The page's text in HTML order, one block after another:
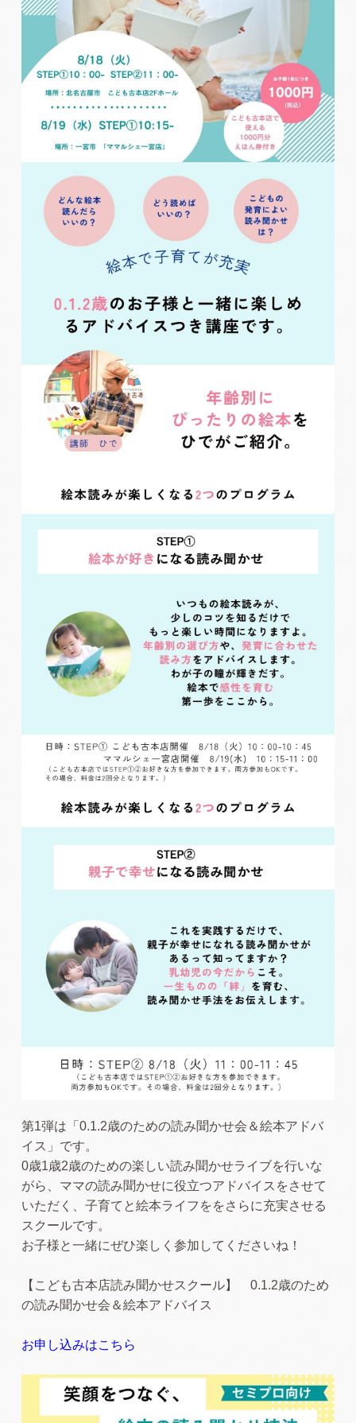
第1弾は「0.1.2歳のための読み聞かせ会＆絵本アドバ
イス」です。
0歳1歳2歳のための楽しい読み聞かせライブを行いな
がら、ママの読み聞かせに役立つアドバイスをさせて
いただく、子育てと絵本ライフををさらに充実させる
スクールです。
お子様と一緒にぜひ楽しく参加してくださいね！
【こども古本店読み聞かせスクール】 0.1.2歳のため
の読み聞かせ会＆絵本アドバイス
お申し込みはこちら